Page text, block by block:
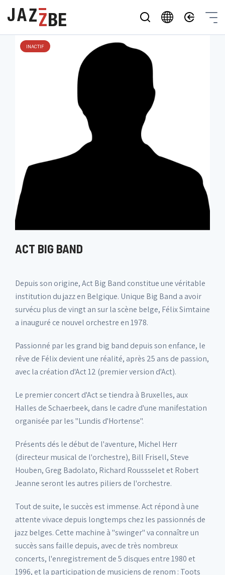
INACTIF
ACT BIG BAND
Depuis son origine, Act Big Band constitue une véritable
institution du jazz en Belgique. Unique Big Band a avoir
survécu plus de vingt an sur la scène belge, Félix Simtaine
a inauguré ce nouvel orchestre en 1978.
Passionné par les grand big band depuis son enfance, le
rêve de Félix devient une réalité, après 25 ans de passion,
avec la création d'Act 12 (premier version d'Act).
Le premier concert d'Act se tiendra à Bruxelles, aux
Halles de Schaerbeek, dans le cadre d'une manifestation
organisée par les "Lundis d'Hortense".
Présents dés le début de l'aventure, Michel Herr
(directeur musical de l'orchestre), Bill Frisell, Steve
Houben, Greg Badolato, Richard Roussselet et Robert
Jeanne seront les autres piliers de l'orchestre.
Tout de suite, le succès est immense. Act répond à une
attente vivace depuis longtemps chez les passionnés de
jazz belges. Cette machine à "swinger" va connaître un
succès sans faille depuis, avec de très nombreux
concerts, l'enregistrement de 5 disques entre 1980 et
1996, et la participation de musiciens de renom : Toots